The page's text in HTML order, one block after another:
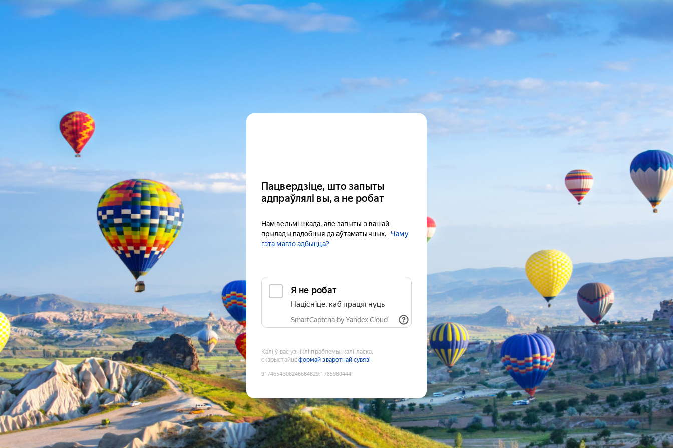
Пацвердзіце, што запыты
адпраўлялі вы, а не робат
Нам вельмі шкада, але запыты з вашай
прылады падобныя да аўтаматычных.
Чаму
гэта магло адбыцца?
Я не робат
Націсніце, каб працягнуць
SmartCaptcha by Yandex Cloud
Калі ў вас узніклі праблемы, калі ласка,
скарыстайцеформай зваротнай сувязі
9174654308246684829:1785980444